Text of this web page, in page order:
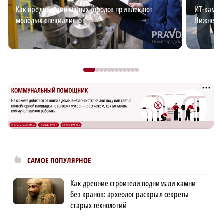
Как предприятия малых городов привлекают
молодых специалистов
ИТ-
Нижнем
САМОЕ ПОПУЛЯРНОЕ
Как древние строители поднимали камни
без кранов: археолог раскрыл секреты
старых технологий